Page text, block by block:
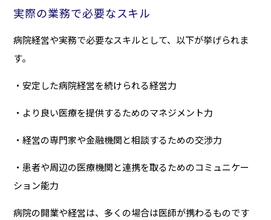
実際の業務で必要なスキル
病院経営や実務で必要なスキルとして、以下が挙げられま
す。
・安定した病院経営を続けられる経営力
・より良い医療を提供するためのマネジメント力
・経営の専門家や金融機関と相談するための交渉力
・患者や周辺の医療機関と連携を取るためのコミュニケー
ション能力
病院の開業や経営は、多くの場合は医師が携わるものです